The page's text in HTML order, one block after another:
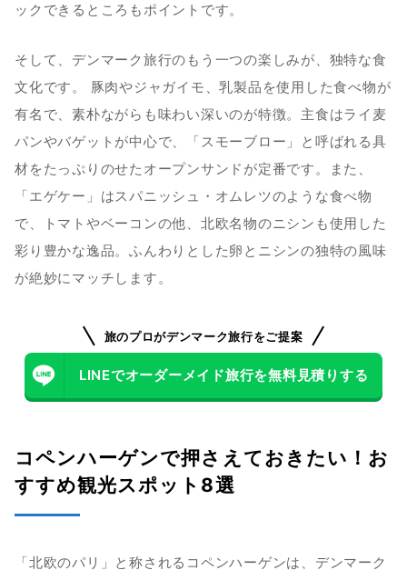
ックできるところもポイントです。
そして、デンマーク旅行のもう一つの楽しみが、独特な食
文化です。 豚肉やジャガイモ、乳製品を使用した食べ物が
有名で、素朴ながらも味わい深いのが特徴。主食はライ麦
パンやバゲットが中心で、「スモーブロー」と呼ばれる具
材をたっぷりのせたオープンサンドが定番です。また、
「エゲケー」はスパニッシュ・オムレツのような食べ物
で、トマトやベーコンの他、北欧名物のニシンも使用した
彩り豊かな逸品。ふんわりとした卵とニシンの独特の風味
が絶妙にマッチします。
旅のプロがデンマーク旅行をご提案
LINEでオーダーメイド旅行を無料見積りする
コペンハーゲンで押さえておきたい！お
すすめ観光スポット8選
「北欧のパリ」と称されるコペンハーゲンは、デンマーク